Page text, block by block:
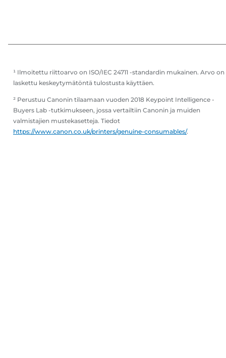
¹ Ilmoitettu riittoarvo on ISO/IEC 24711 -standardin mukainen. Arvo on
laskettu keskeytymätöntä tulostusta käyttäen.
² Perustuu Canonin tilaamaan vuoden 2018 Keypoint Intelligence -
Buyers Lab -tutkimukseen, jossa vertailtiin Canonin ja muiden
valmistajien mustekasetteja. Tiedot
https://www.canon.co.uk/printers/genuine-consumables/.